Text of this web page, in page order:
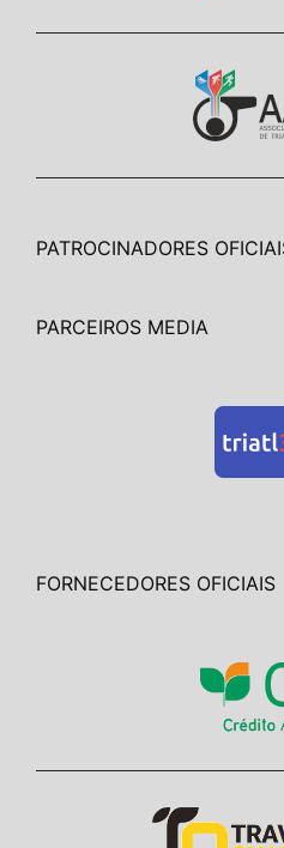
PATROCINADORES
PARCEIROS MEDIA
FORNECEDORES OFICIAIS